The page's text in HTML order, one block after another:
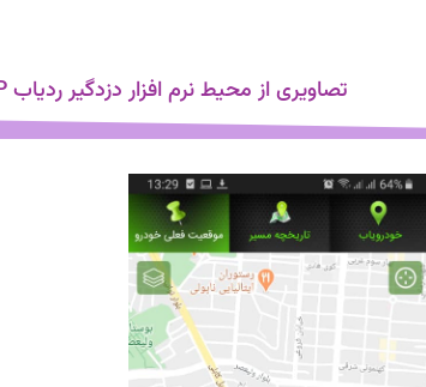
تصاویری از محیط نرم افزار دزدگیر ردیاب KRP